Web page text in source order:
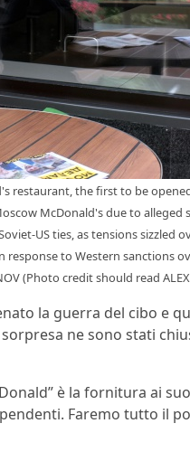
restaurant, the first to be
McDonald's due to
US ties, as tensions sizzled
response to Western sanctions
(Photo credit should read
la guerra del cibo e
ne sono stati
è la fornitura ai
Faremo tutto il